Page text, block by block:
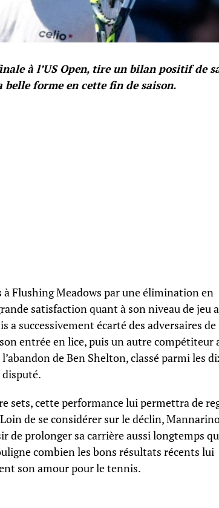
à l’US Open, tire un bilan positif de
forme en cette fin de saison.
Flushing Meadows par une élimination en
satisfaction quant à son niveau de jeu
successivement écarté des adversaires
entrée en lice, puis un autre compétiteur
de Ben Shelton, classé parmi les
sets, cette performance lui permettra de
de se considérer sur le déclin,
prolonger sa carrière aussi longtemps
combien les bons résultats récents lui
son amour pour le tennis.